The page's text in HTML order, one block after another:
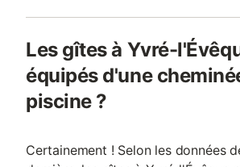
Les gîtes à Yvré-
équipés d'une
piscine ?
Certainement ! Selon les données